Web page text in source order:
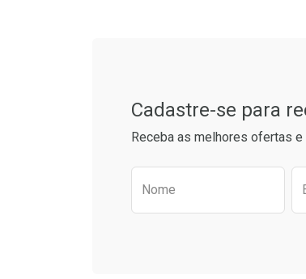
Ativar Desconto
Cadastre-se para
Receba as melhores ofertas
Preencha o
Nome